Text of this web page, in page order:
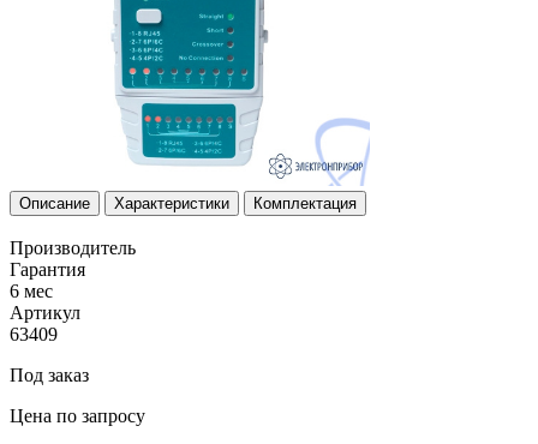
Описание Характеристики Комплектация
Производитель
Гарантия
6 мес
Артикул
63409
Под заказ
Цена по запросу